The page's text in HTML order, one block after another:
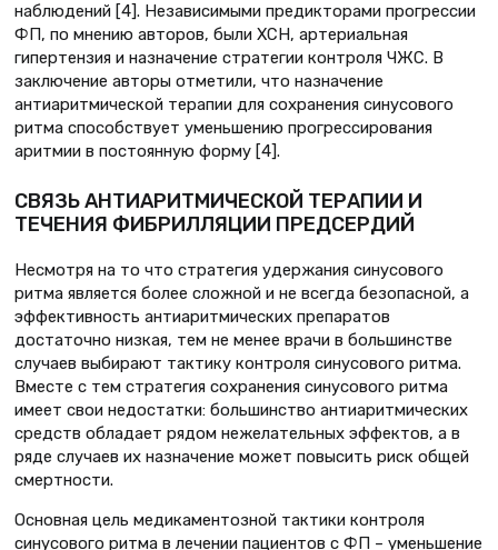
наблюдений [4]. Независимыми предикторами прогрессии
ФП, по мнению авторов, были ХСН, артериальная
гипертензия и назначение стратегии контроля ЧЖС. В
заключение авторы отметили, что назначение
антиаритмической терапии для сохранения синусового
ритма способствует уменьшению прогрессирования
аритмии в постоянную форму [4].
СВЯЗЬ АНТИАРИТМИЧЕСКОЙ ТЕРАПИИ И
ТЕЧЕНИЯ ФИБРИЛЛЯЦИИ ПРЕДСЕРДИЙ
Несмотря на то что стратегия удержания синусового
ритма является более сложной и не всегда безопасной, а
эффективность антиаритмических препаратов
достаточно низкая, тем не менее врачи в большинстве
случаев выбирают тактику контроля синусового ритма.
Вместе с тем стратегия сохранения синусового ритма
имеет свои недостатки: большинство антиаритмических
средств обладает рядом нежелательных эффектов, а в
ряде случаев их назначение может повысить риск общей
смертности.
Основная цель медикаментозной тактики контроля
синусового ритма в лечении пациентов с ФП – уменьшение